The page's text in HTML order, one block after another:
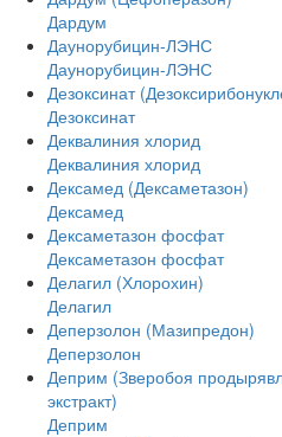
Дардум
Даунорубицин-ЛЭНС
Даунорубицин-ЛЭНС
Дезоксинат
Дезоксинат
Деквалиния хлорид
Деквалиния хлорид
Дексамед (Дексаметазон)
Дексамед
Дексаметазон фосфат
Дексаметазон фосфат
Делагил (Хлорохин)
Делагил
Деперзолон (Мазипредон)
Деперзолон
Деприм (Зверобоя
экстракт)
Деприм